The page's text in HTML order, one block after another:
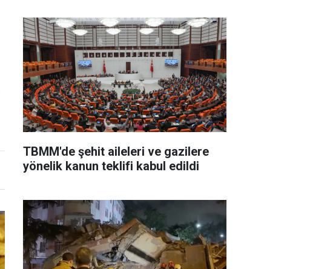
TBMM'de şehit aileleri ve gazilere
yönelik kanun teklifi kabul edildi